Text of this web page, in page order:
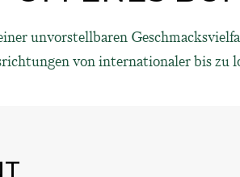
unvorstellbaren
von internationaler bis zu